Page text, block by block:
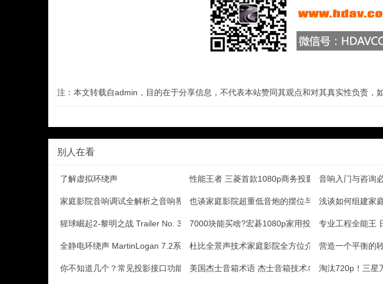
注：本文转载自admin，目的在于分享信息，不代表本站赞同其观点和对其真实性负责，
别人在看
了解虚拟环绕声 性能王者 三菱首款1080p商务投影评测音响入门与咨询
家庭影院音响调试全解析之音响界的十大谎言也谈家庭影院超重低音炮的摆位与设置浅谈如何组建家
猩球崛起2-黎明之战 Trailer No. 3,闪7000块能买啥?宏碁1080p家用投影评测专业工程全能王
全静电环绕声 MartinLogan 7.2系统私家杜比全景声技术家庭影院全方位介绍营造一个平衡的
你不知道几个？常见投影接口功能详解美国杰士音箱术语 杰士音箱技术名词解释淘汰720p！三星